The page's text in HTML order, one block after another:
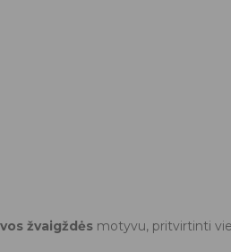
žvaigždės motyvu, pritvirtinti